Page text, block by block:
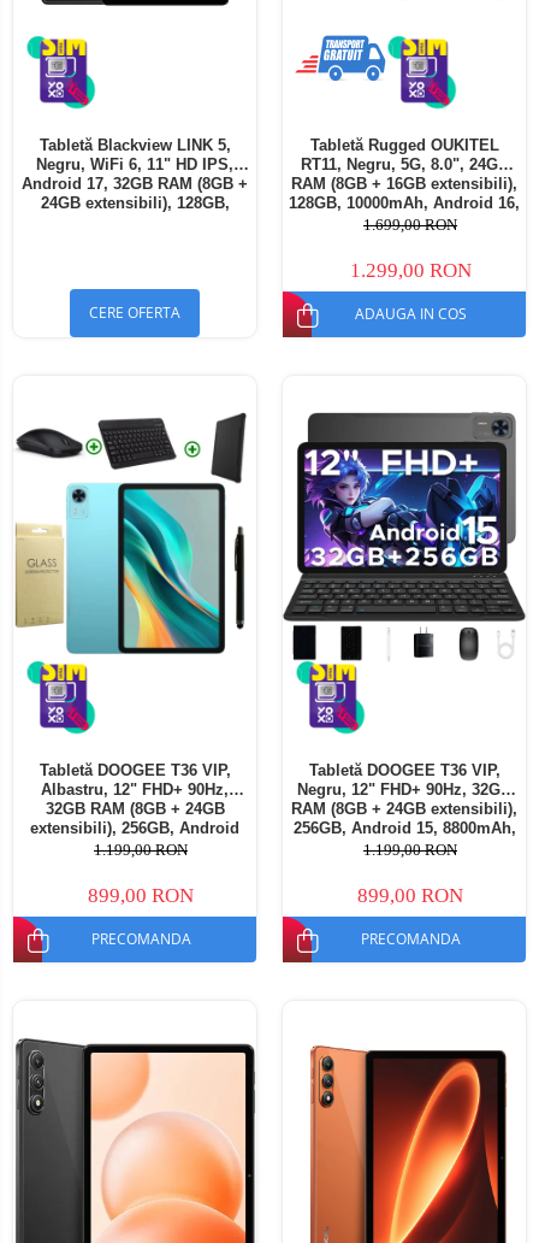
Tabletă Blackview LINK 5,
Negru, WiFi 6, 11" HD IPS,
Android 17, 32GB RAM (8GB +
24GB extensibili), 128GB,
CERE OFERTA
Tabletă Rugged OUKITEL
RT11, Negru, 5G, 8.0", 24GB
RAM (8GB + 16GB extensibili),
128GB, 10000mAh, Android 16,
Cameră 16MP AI, Dock
1.699,00 RON
1.299,00 RON
ADAUGA IN COS
Tabletă DOOGEE T36 VIP,
Albastru, 12" FHD+ 90Hz,
32GB RAM (8GB + 24GB
extensibili), 256GB, Android
15, 8800mAh, Dual SIM
1.199,00 RON
899,00 RON
PRECOMANDA
Tabletă DOOGEE T36 VIP,
Negru, 12" FHD+ 90Hz, 32GB
RAM (8GB + 24GB extensibili),
256GB, Android 15, 8800mAh,
Dual SIM
1.199,00 RON
899,00 RON
PRECOMANDA